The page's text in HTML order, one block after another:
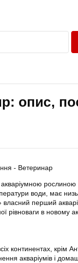
опис,
рослиною
води, має
власний перший
рівноваги в новому
континентах, крім
акваріумів і